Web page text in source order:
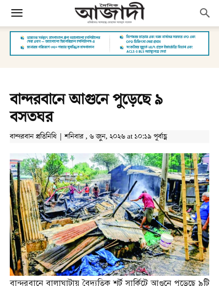
বান্দরবানে আগুনে পুড়েছে ৯
বসতঘর
বান্দরবান প্রতিনিধি | শনিবার , ৬ জুন, ২০২৬ at ১০:১৯ পূর্বাহ্ণ
বান্দরবানে বালাঘাটায় বৈদ্যুতিক শর্ট সার্কিটে আগুনে পুড়েছে ৯টি